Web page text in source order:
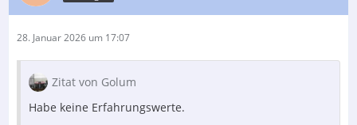
28. Januar 2026 um 17:07
Zitat von Golum
Habe keine Erfahrungswerte.